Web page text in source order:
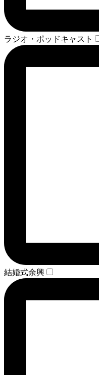
ラジオ・ポッドキャスト
結婚式余興